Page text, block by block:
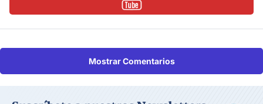
Mostrar Comentarios